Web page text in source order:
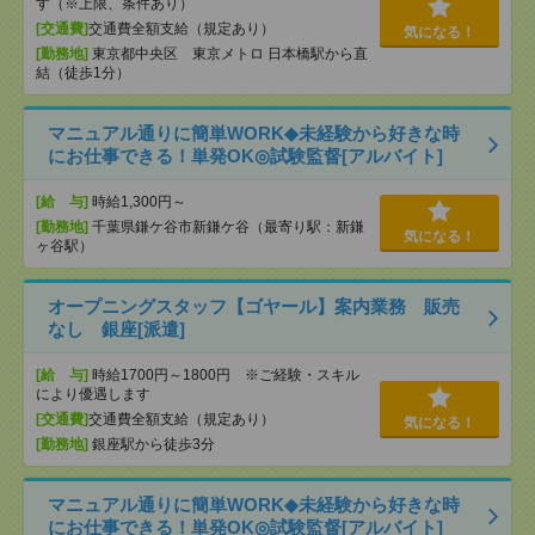
す（※上限、条件あり）
[交通費]交通費全額支給（規定あり）
[勤務地] 東京都中央区 東京メトロ 日本橋駅から直
結（徒歩1分）
気になる！
マニュアル通りに簡単WORK◆未経験から好きな時
にお仕事できる！単発OK◎試験監督[アルバイト]
[給 与] 時給1,300円～
[勤務地] 千葉県鎌ケ谷市新鎌ケ谷（最寄り駅：新鎌
ヶ谷駅）
気になる！
オープニングスタッフ【ゴヤール】案内業務 販売
なし 銀座[派遣]
[給 与] 時給1700円～1800円 ※ご経験・スキル
により優遇します
[交通費]交通費全額支給（規定あり）
[勤務地] 銀座駅から徒歩3分
気になる！
マニュアル通りに簡単WORK◆未経験から好きな時
にお仕事できる！単発OK◎試験監督[アルバイト]